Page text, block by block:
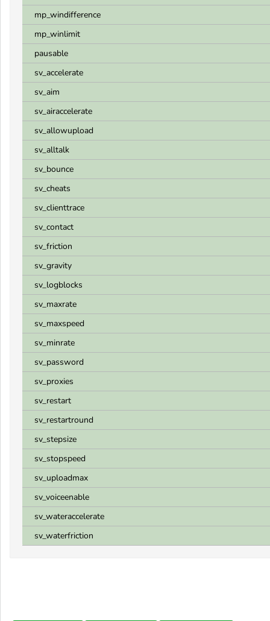
mp_windifference
mp_winlimit
pausable
sv_accelerate
sv_aim
sv_airaccelerate
sv_allowupload
sv_alltalk
sv_bounce
sv_cheats
sv_clienttrace
sv_contact
sv_friction
sv_gravity
sv_logblocks
sv_maxrate
sv_maxspeed
sv_minrate
sv_password
sv_proxies
sv_restart
sv_restartround
sv_stepsize
sv_stopspeed
sv_uploadmax
sv_voiceenable
sv_wateraccelerate
sv_waterfriction